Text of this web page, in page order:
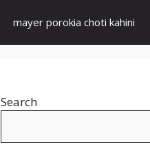
mayer porokia choti kahini
Search